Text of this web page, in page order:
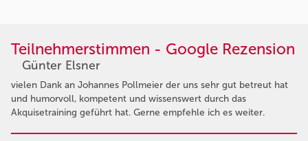
Teilnehmerstimmen - Google Rezension
Günter Elsner
vielen Dank an Johannes Pollmeier der uns sehr gut betreut hat
und humorvoll, kompetent und wissenswert durch das
Akquisetraining geführt hat. Gerne empfehle ich es weiter.